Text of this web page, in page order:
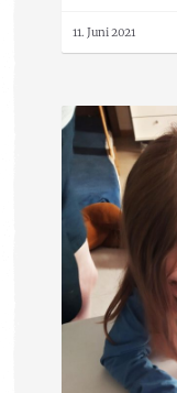
11. Juni 2021